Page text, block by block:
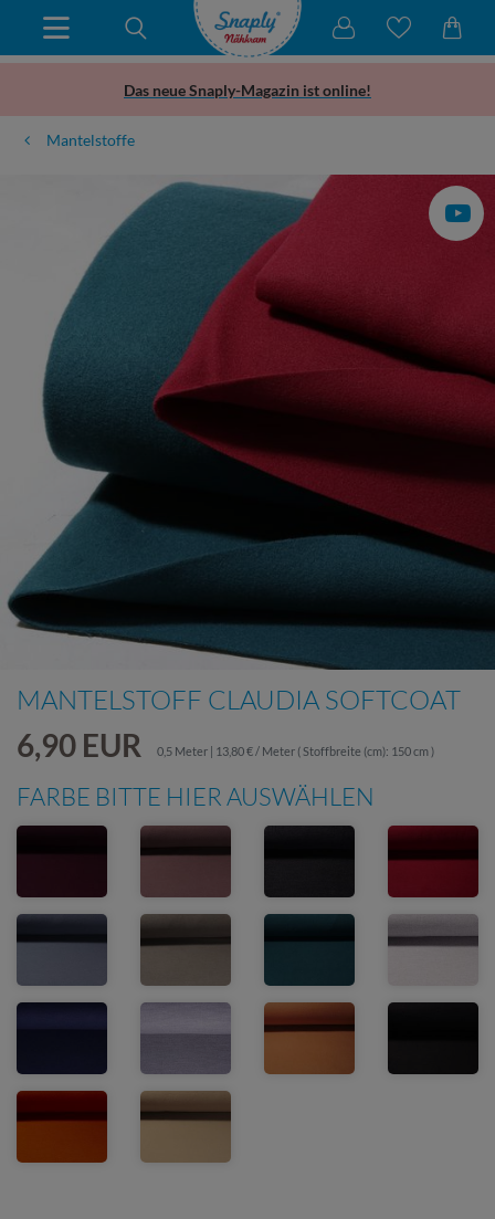
Das neue Snaply-Magazin ist online!
Mantelstoffe
MANTELSTOFF CLAUDIA SOFTCOAT
6,90 EUR 0,5 Meter | 13,80 € / Meter ( Stoffbreite (cm): 150 cm )
FARBE BITTE HIER AUSWÄHLEN